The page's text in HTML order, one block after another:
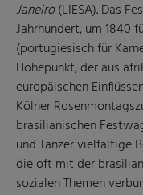
Janeiro(LIESA). Das
Jahrhundert, um 1840
(portugiesisch für
Höhepunkt, der aus
europäischen
Kölner
brasilianischen
und Tänzer vielfältige
die oft mit der
sozialen Themen